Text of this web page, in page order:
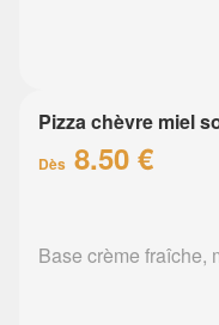
Pizza chèvre miel
Dès 8.50 €
Base crème fraîche,